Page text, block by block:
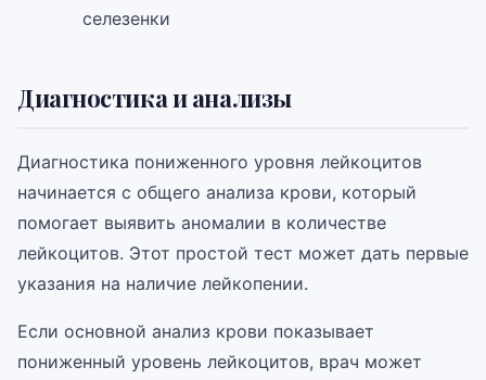
селезенки
Диагностика и анализы
Диагностика пониженного уровня лейкоцитов
начинается с общего анализа крови, который
помогает выявить аномалии в количестве
лейкоцитов. Этот простой тест может дать первые
указания на наличие лейкопении.
Если основной анализ крови показывает
пониженный уровень лейкоцитов, врач может